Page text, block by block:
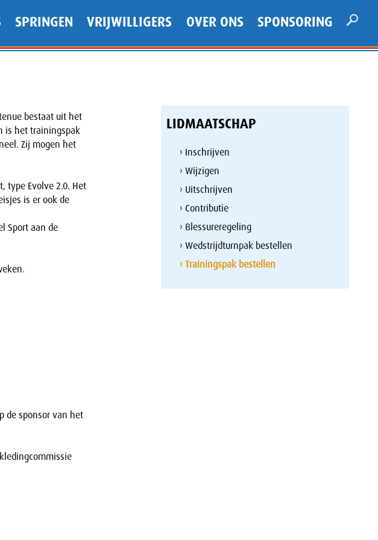
SPRINGEN VRIJWILLIGERS OVER ONS SPONSORING
bestaat uit het
is het trainingspak
Zij mogen het
type Evolve 2.0. Het
is er ook de
Sport aan de
de sponsor van het
LIDMAATSCHAP
› Inschrijven
› Wijzigen
› Uitschrijven
› Contributie
› Blessureregeling
› Wedstrijdturnpak bestellen
› Trainingspak bestellen